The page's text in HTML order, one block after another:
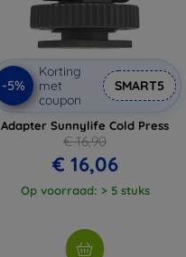
-5%
Korting
met
coupon
SMART5
Adapter Sunnylife Cold Press
€ 16,90
€ 16,06
Op voorraad: > 5 stuks